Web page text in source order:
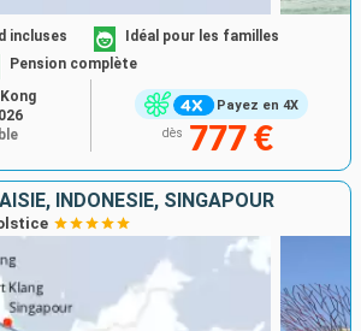
Payez en 4X
incluses
Idéal pour les familles
Pension complète
dès 777 €
INDONÉSIE, SINGAPOUR